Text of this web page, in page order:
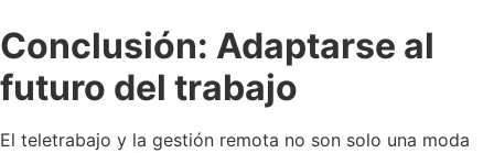
Conclusión: Adaptarse al
futuro del trabajo
El teletrabajo y la gestión remota no son solo una moda